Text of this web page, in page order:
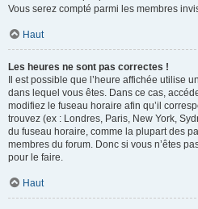
Vous serez compté parmi les membres
Haut
Les heures ne sont pas correctes !
Il est possible que l’heure affichée utilise
dans lequel vous êtes. Dans ce cas,
modifiez le fuseau horaire afin qu’il
trouvez (ex : Londres, Paris, New York,
du fuseau horaire, comme la plupart des
membres du forum. Donc si vous n’êtes
pour le faire.
Haut